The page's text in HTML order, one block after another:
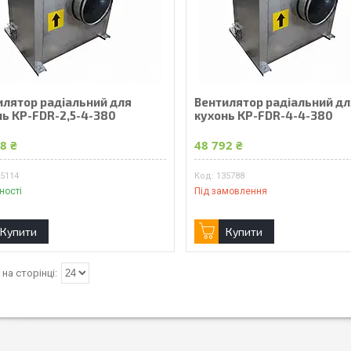
радіальний для
KP-FDR-2,5-4-380
₴
Купити
Вентилятор радіальний
кухонь KP-FDR-4-4-380
48 792 ₴
135788
Під замовлення
Купити